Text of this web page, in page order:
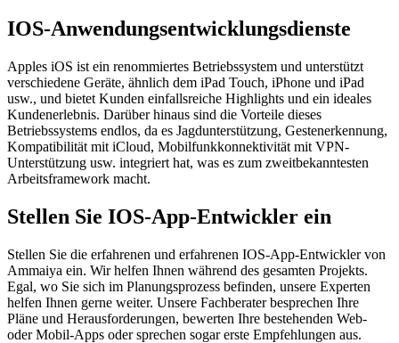
IOS-Anwendungsentwicklungsdienste
Apples iOS ist ein renommiertes Betriebssystem und unterstützt
verschiedene Geräte, ähnlich dem iPad Touch, iPhone und iPad
usw., und bietet Kunden einfallsreiche Highlights und ein ideales
Kundenerlebnis. Darüber hinaus sind die Vorteile dieses
Betriebssystems endlos, da es Jagdunterstützung, Gestenerkennung,
Kompatibilität mit iCloud, Mobilfunkkonnektivität mit VPN-
Unterstützung usw. integriert hat, was es zum zweitbekanntesten
Arbeitsframework macht.
Stellen Sie IOS-App-Entwickler ein
Stellen Sie die erfahrenen und erfahrenen IOS-App-Entwickler von
Ammaiya ein. Wir helfen Ihnen während des gesamten Projekts.
Egal, wo Sie sich im Planungsprozess befinden, unsere Experten
helfen Ihnen gerne weiter. Unsere Fachberater besprechen Ihre
Pläne und Herausforderungen, bewerten Ihre bestehenden Web-
oder Mobil-Apps oder sprechen sogar erste Empfehlungen aus.